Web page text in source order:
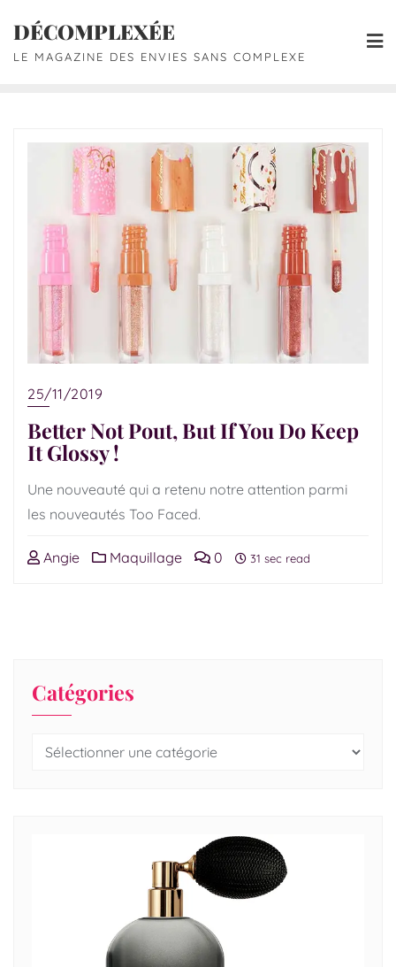
DÉCOMPLEXÉE
LE MAGAZINE DES ENVIES SANS COMPLEXE
25/11/2019
Better Not Pout, But If You Do Keep
It Glossy !
Une nouveauté qui a retenu notre attention parmi
les nouveautés Too Faced.
Angie Maquillage 0 31 sec read
Catégories